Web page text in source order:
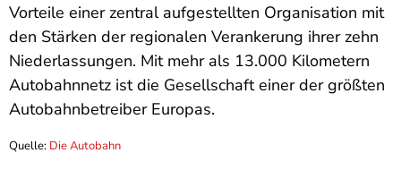
Vorteile einer zentral aufgestellten Organisation mit
den Stärken der regionalen Verankerung ihrer zehn
Niederlassungen. Mit mehr als 13.000 Kilometern
Autobahnnetz ist die Gesellschaft einer der größten
Autobahnbetreiber Europas.
Quelle: Die Autobahn